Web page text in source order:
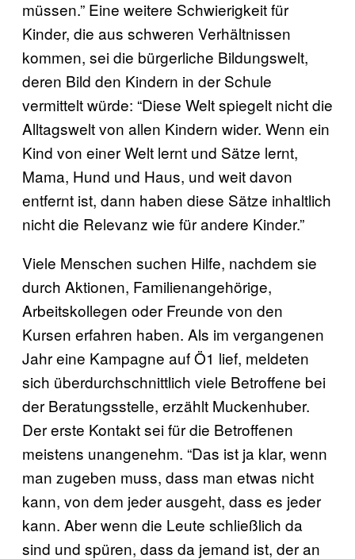
müssen.” Eine weitere Schwierigkeit für
Kinder, die aus schweren Verhältnissen
kommen, sei die bürgerliche Bildungswelt,
deren Bild den Kindern in der Schule
vermittelt würde: “Diese Welt spiegelt nicht die
Alltagswelt von allen Kindern wider. Wenn ein
Kind von einer Welt lernt und Sätze lernt,
Mama, Hund und Haus, und weit davon
entfernt ist, dann haben diese Sätze inhaltlich
nicht die Relevanz wie für andere Kinder.”
Viele Menschen suchen Hilfe, nachdem sie
durch Aktionen, Familienangehörige,
Arbeitskollegen oder Freunde von den
Kursen erfahren haben. Als im vergangenen
Jahr eine Kampagne auf Ö1 lief, meldeten
sich überdurchschnittlich viele Betroffene bei
der Beratungsstelle, erzählt Muckenhuber.
Der erste Kontakt sei für die Betroffenen
meistens unangenehm. “Das ist ja klar, wenn
man zugeben muss, dass man etwas nicht
kann, von dem jeder ausgeht, dass es jeder
kann. Aber wenn die Leute schließlich da
sind und spüren, dass da jemand ist, der an